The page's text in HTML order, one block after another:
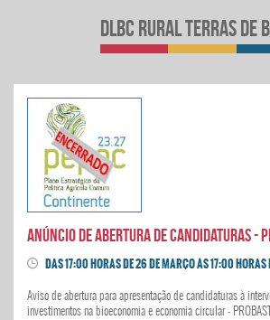
dlbc rural terras de
DAS 17:00 HORAS DE 26 DE MARÇO ÀS 17:00
Aviso de abertura para apresentação de candidaturas à
investimentos na bioeconomia e economia circular -